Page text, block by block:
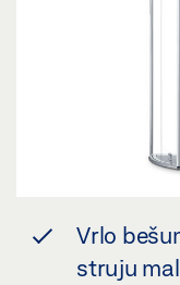
Vrlo
struju